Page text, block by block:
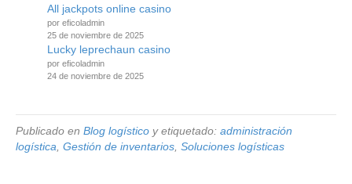
All jackpots online casino
por eficoladmin
25 de noviembre de 2025
Lucky leprechaun casino
por eficoladmin
24 de noviembre de 2025
Publicado en Blog logístico y etiquetado: administración
logística Gestión de inventarios Soluciones logísticas